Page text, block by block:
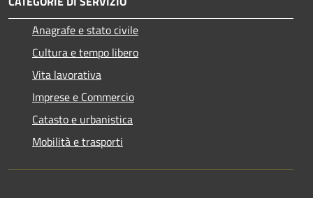
Anagrafe e stato civile
Cultura e tempo libero
Vita lavorativa
Imprese e Commercio
Catasto e urbanistica
Mobilità e trasporti